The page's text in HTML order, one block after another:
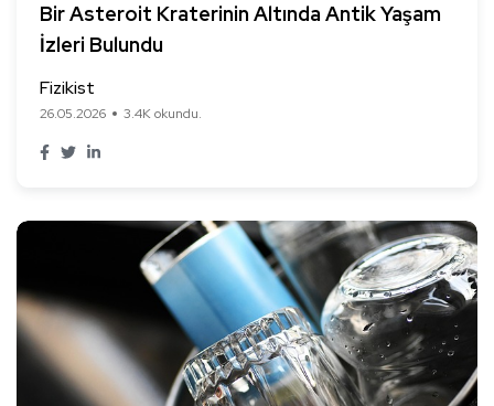
Bir Asteroit Kraterinin Altında Antik Yaşam
İzleri Bulundu
Fizikist
26.05.2026 3.4K okundu.